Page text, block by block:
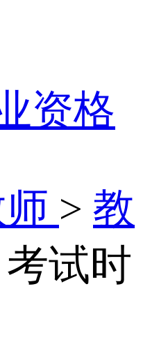
资格
> 教
考试时